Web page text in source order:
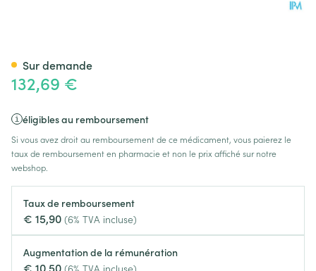
132,69 €
éligibles au remboursement
Si vous avez droit au remboursement de ce médicament, vous paierez le
taux de remboursement en pharmacie et non le prix affiché sur notre
webshop.
Taux de remboursement
€ 15,90 (6% TVA incluse)
Augmentation de la rémunération
€ 10,50 (6% TVA incluse)
Sur demande